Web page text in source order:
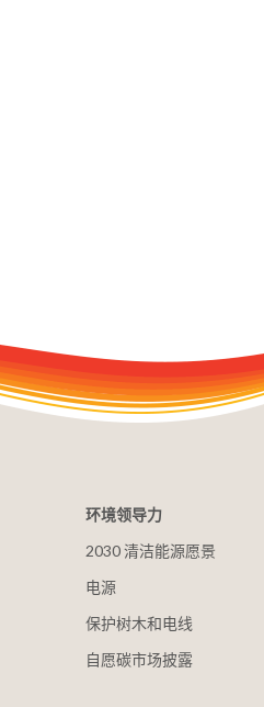
环境领导力
2030 清洁能源愿景
电源
保护树木和电线
自愿碳市场披露